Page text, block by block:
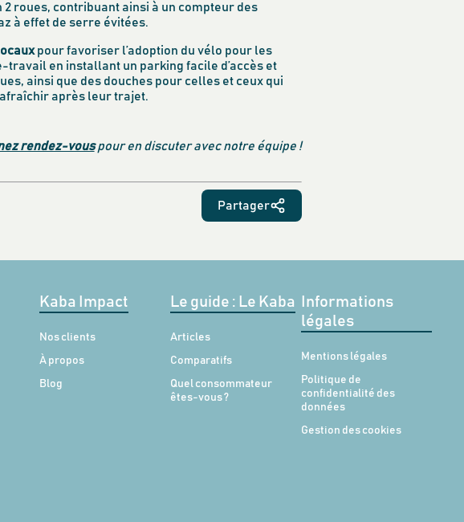
2 roues, contribuant ainsi à un compteur des
à effet de serre évitées.
pour favoriser l’adoption du vélo pour les
en installant un parking facile d’accès et
ainsi que des douches pour celles et ceux qui
après leur trajet.
rendez-vouspour en discuter avec notre équipe !
Partager
Kaba Impact
Nos clients
À propos
Blog
Le guide : Le Kaba
Articles
Comparatifs
Quel consommateur
êtes-vous ?
Informations
légales
Mentions légales
Politique de
confidentialité des
données
Gestion des cookies